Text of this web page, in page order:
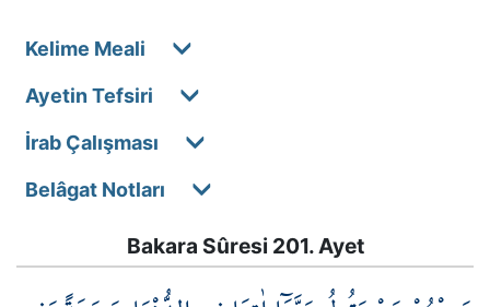
Kelime Meali
Ayetin Tefsiri
İrab Çalışması
Belâgat Notları
Bakara Sûresi 201. Ayet